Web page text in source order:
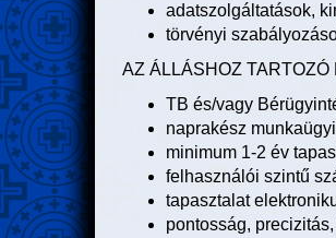
adatszolgáltatások,
törvényi
AZ ÁLLÁSHOZ TARTOZÓ
TB és/vagy
naprakész
minimum 1-2 év
felhasználói szintű
tapasztalat
pontosság,